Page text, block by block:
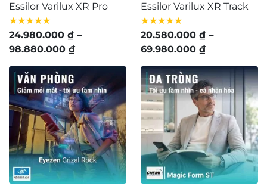
Essilor Varilux XR Pro
★★★★★
24.980.000 ₫ –
98.880.000 ₫Khoảng
24.980.000 ₫
đến
98.880.000 ₫
Essilor Varilux XR Track
★★★★★
20.580.000 ₫ –
69.980.000 ₫Khoảng
từ
20.580.000
đến
69.980.000